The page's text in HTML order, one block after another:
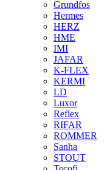
Grundfos
Hermes
HERZ
HME
IMI
JAFAR
K-FLEX
KERMI
LD
Luxor
Reflex
RIFAR
ROMMER
Sanha
STOUT